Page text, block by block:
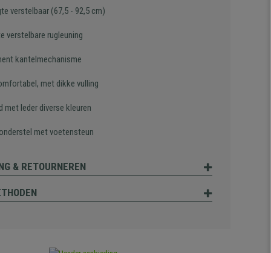
verstelbaar (67,5 - 92,5 cm)
verstelbare rugleuning
kantelmechanisme
met dikke vulling
met leder diverse kleuren
met voetensteun
& RETOURNEREN